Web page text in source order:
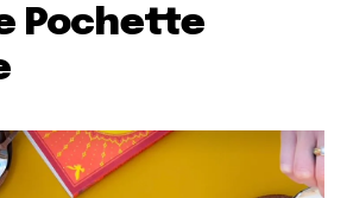
Pochette